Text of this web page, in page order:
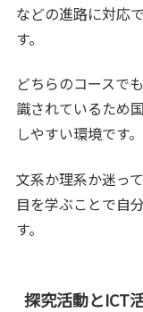
などの進路に対応
す。
どちらのコースで
識されているため
しやすい環境です。
文系か理系か迷っ
目を学ぶことで自
す。
探究活動とICT